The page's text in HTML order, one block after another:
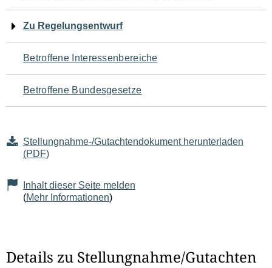
für
den
Seiteninhalt
Zu Regelungsentwurf
Betroffene Interessenbereiche
Betroffene Bundesgesetze
Stellungnahme-/Gutachtendokument herunterladen
(PDF)
Inhalt dieser Seite melden
(Mehr Informationen)
Details zu Stellungnahme/Gutachten